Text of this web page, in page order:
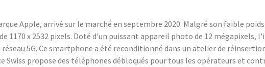
Apple, arrivé sur le marché en septembre 2020. Malgré son faible
1170 x 2532 pixels. Doté d'un puissant appareil photo de 12
5G. Ce smartphone a été reconditionné dans un atelier de
Swiss propose des téléphones débloqués pour tous les opérateurs et